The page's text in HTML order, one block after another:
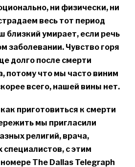
ни физически, ни
весь тот период
близкий умирает, если речь
заболевании. Чувство горя
долго после смерти
потому что мы часто виним
всего, нашей вины нет.
приготовиться к смерти
мы пригласили
религий, врача,
специалистов, с этим
The Dallas Telegraph